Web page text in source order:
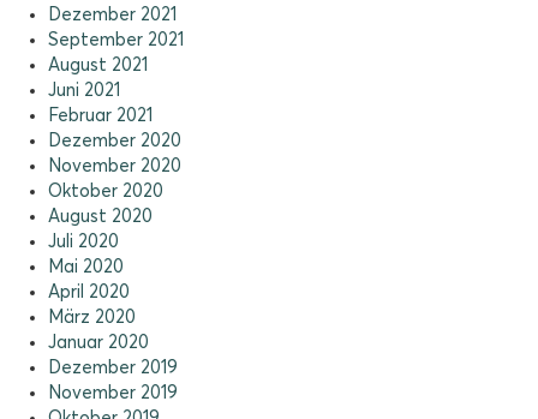
Dezember 2021
September 2021
August 2021
Juni 2021
Februar 2021
Dezember 2020
November 2020
Oktober 2020
August 2020
Juli 2020
Mai 2020
April 2020
März 2020
Januar 2020
Dezember 2019
November 2019